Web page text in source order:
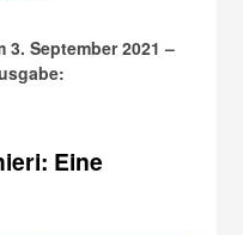
3. September 2021 –
Eine